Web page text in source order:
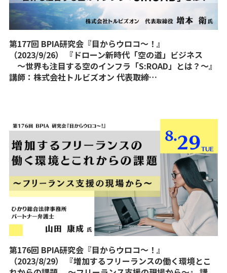
第177回 BPIA研究会『目からウロコ〜！』
（2023/9/26） 『ドローン新時代「空の道」ビジネス
〜世界も注目する空のインフラ「S:ROAD」とは？〜』
講師：株式会社トルビズオン 代表取締…
第176回 BPIA研究会『目からウロコ〜！』
（2023/8/29） 『増加するフリーランスの働く環境とこ